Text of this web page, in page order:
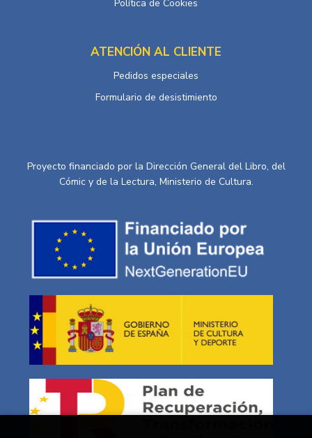
Política de Cookies
ATENCIÓN AL CLIENTE
Pedidos especiales
Formulario de desistimiento
Proyecto financiado por la Dirección General del Libro, del
Cómic y de la Lectura, Ministerio de Cultura.